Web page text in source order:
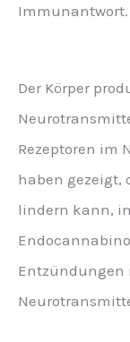
Immunantwort.
Der Körper
Rezeptoren im
haben gezeigt,
lindern kann,
Entzündungen